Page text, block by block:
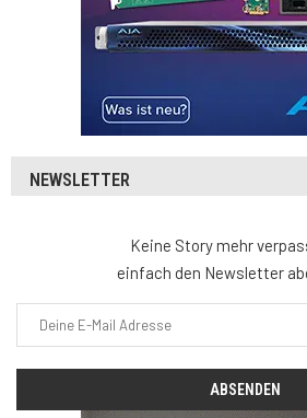
NEWSLETTER
Keine Story mehr
einfach den Newsletter